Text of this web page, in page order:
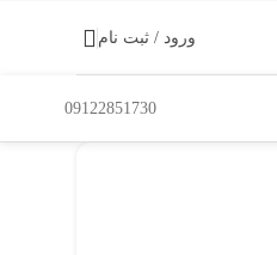
ورود / ثبت نام
09122851730